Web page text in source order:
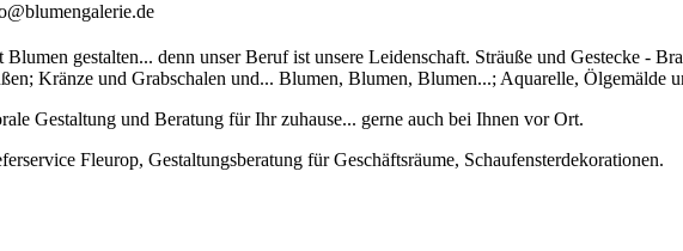
Blumen gestalten... denn unser Beruf ist unsere Leidenschaft. Sträuße und Gestecke -
Kränze und Grabschalen und... Blumen, Blumen, Blumen...; Aquarelle, Ölgemälde
Gestaltung und Beratung für Ihr zuhause... gerne auch bei Ihnen vor Ort.
Fleurop, Gestaltungsberatung für Geschäftsräume, Schaufensterdekorationen.